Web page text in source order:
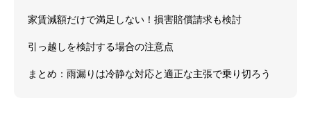
家賃減額だけで満足しない！損害賠償請求も検討
引っ越しを検討する場合の注意点
まとめ：雨漏りは冷静な対応と適正な主張で乗り切ろう